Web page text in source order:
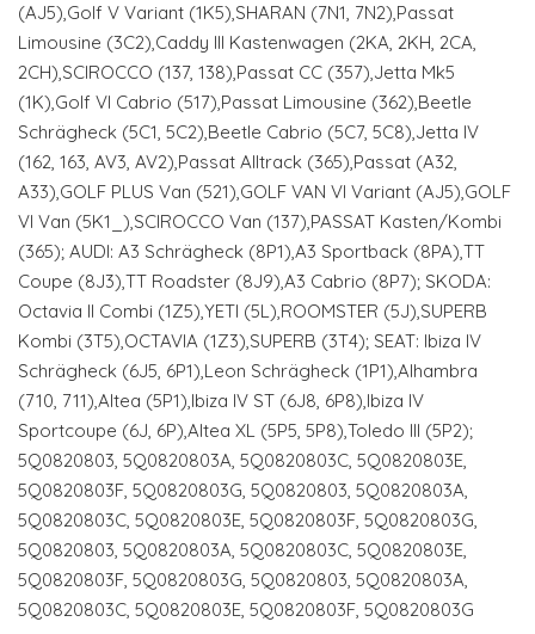
(AJ5),Golf V Variant (1K5),SHARAN (7N1, 7N2),Passat
Limousine (3C2),Caddy III Kastenwagen (2KA, 2KH, 2CA,
2CH),SCIROCCO (137, 138),Passat CC (357),Jetta Mk5
(1K),Golf VI Cabrio (517),Passat Limousine (362),Beetle
Schrägheck (5C1, 5C2),Beetle Cabrio (5C7, 5C8),Jetta IV
(162, 163, AV3, AV2),Passat Alltrack (365),Passat (A32,
A33),GOLF PLUS Van (521),GOLF VAN VI Variant (AJ5),GOLF
VI Van (5K1_),SCIROCCO Van (137),PASSAT Kasten/Kombi
(365); AUDI: A3 Schrägheck (8P1),A3 Sportback (8PA),TT
Coupe (8J3),TT Roadster (8J9),A3 Cabrio (8P7); SKODA:
Octavia II Combi (1Z5),YETI (5L),ROOMSTER (5J),SUPERB
Kombi (3T5),OCTAVIA (1Z3),SUPERB (3T4); SEAT: Ibiza IV
Schrägheck (6J5, 6P1),Leon Schrägheck (1P1),Alhambra
(710, 711),Altea (5P1),Ibiza IV ST (6J8, 6P8),Ibiza IV
Sportcoupe (6J, 6P),Altea XL (5P5, 5P8),Toledo III (5P2);
5Q0820803, 5Q0820803A, 5Q0820803C, 5Q0820803E,
5Q0820803F, 5Q0820803G, 5Q0820803, 5Q0820803A,
5Q0820803C, 5Q0820803E, 5Q0820803F, 5Q0820803G,
5Q0820803, 5Q0820803A, 5Q0820803C, 5Q0820803E,
5Q0820803F, 5Q0820803G, 5Q0820803, 5Q0820803A,
5Q0820803C, 5Q0820803E, 5Q0820803F, 5Q0820803G